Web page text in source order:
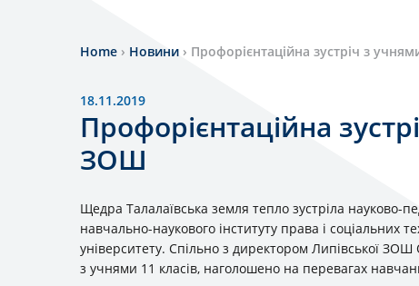
Home › Новини › Профорієнтаційна зустріч з
18.11.2019
Профорієнтаційна
ЗОШ
Щедра Талалаївська земля тепло зустріла науково-
навчально-наукового інституту права і соціальних
університету. Спільно з директором Липівської
з учнями 11 класів, наголошено на перевагах